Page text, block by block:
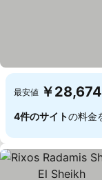
最安値 ￥28,674
4件のサイトの料金